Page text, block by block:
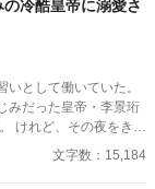
冷酷皇帝に溺愛さ
として働いていた。
みだった皇帝・李景珩
文字数：15,184